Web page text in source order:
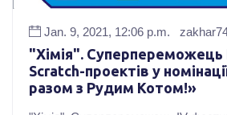
Jan. 9, 2021, 12:06 p.m.
"Хімія".
Scrаtch-проектів у
разом з Рудим Котом!»